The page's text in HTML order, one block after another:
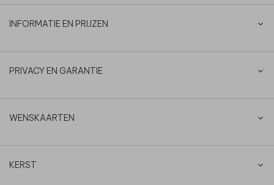
INFORMATIE EN PRIJZEN
PRIVACY EN GARANTIE
WENSKAARTEN
KERST